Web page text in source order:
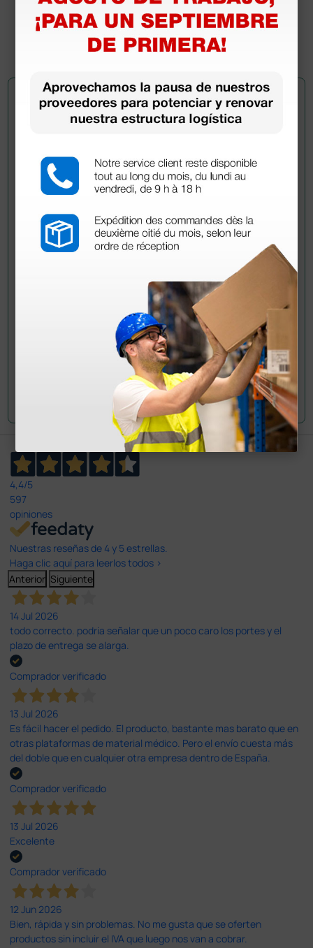
101,00 €
(Precio sin IVA)
Pregúntale a un colega
¿Todavía tienes alguna duda? ¿Necesitas más
información?
Envía ahora mismo tu pregunta a los colegas que ya
Envía tu pregunta
4,4/5
597
opiniones
Nuestras reseñas de 4 y 5 estrellas.
Haga clic aquí para leerlos todos >
Anterior Siguiente
14 Jul 2026
todo correcto. podria señalar que un poco caro los portes y el
plazo de entrega se alarga.
Comprador verificado
13 Jul 2026
Es fácil hacer el pedido. El producto, bastante mas barato que en
otras plataformas de material médico. Pero el envío cuesta más
del doble que en cualquier otra empresa dentro de España.
Comprador verificado
13 Jul 2026
Excelente
Comprador verificado
12 Jun 2026
Bien, rápida y sin problemas. No me gusta que se oferten
productos sin incluir el IVA que luego nos van a cobrar.